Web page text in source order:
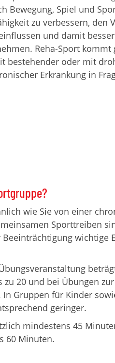
Bewegung, Spiel und
zu verbessern, den
und damit
Reha-Sport
bestehender oder mit
Erkrankung in
wie Sie von einer
Sporttreiben
wichtige
20 und bei Übungen
Gruppen für Kinder
geringer.
mindestens 45
60 Minuten.